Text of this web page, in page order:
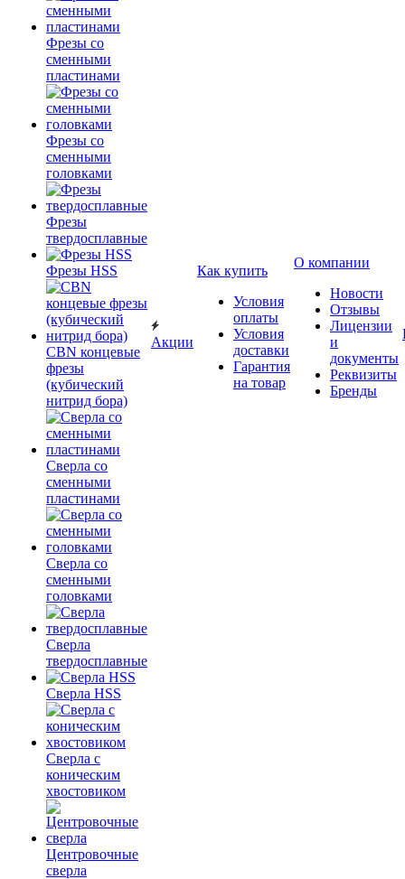
Фрезы со
сменными
пластинами
Фрезы со
сменными
головками
Фрезы
твердосплавные
Фрезы HSS
CBN концевые
фрезы
(кубический
нитрид бора)
Сверла со
сменными
пластинами
Сверла со
сменными
головками
Сверла
твердосплавные
Сверла HSS
Сверла с
коническим
хвостовиком
Центровочные
сверла
Акции
Как купить
Условия
оплаты
Условия
доставки
Гарантия
на товар
О компании
Новости
Отзывы
Лицензии
и
документы
Реквизиты
Бренды